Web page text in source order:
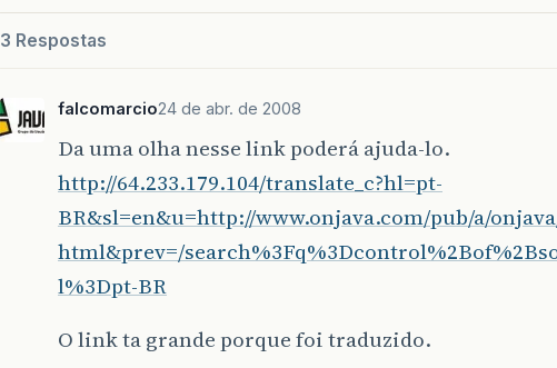
3 Respostas
falcomarcio24 de abr. de 2008
Da uma olha nesse link poderá ajuda-lo.
http://64.233.179.104/translate_c?hl=pt-
BR&sl=en&u=http://www.onjava.com/pub/a/
html&prev=/
l%3Dpt-BR
O link ta grande porque foi traduzido.